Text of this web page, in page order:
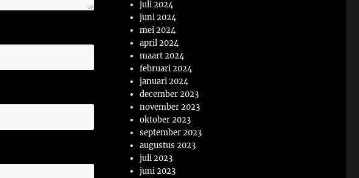
juli 2024
juni 2024
mei 2024
april 2024
maart 2024
februari 2024
januari 2024
december 2023
november 2023
oktober 2023
september 2023
augustus 2023
juli 2023
juni 2023